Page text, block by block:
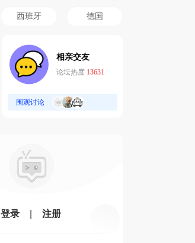
西班牙 德国
相亲交友
论坛热度 13631
围观讨论
登录 注册